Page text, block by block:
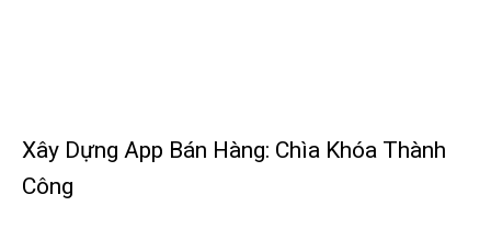
Xây Dựng App Bán Hàng: Chìa Khóa Thành
Công